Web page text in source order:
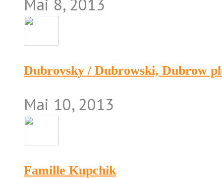
Mai 8, 2013
Dubrovsky / Dubrowski, Dubrow
Mai 10, 2013
Famille Kupchik